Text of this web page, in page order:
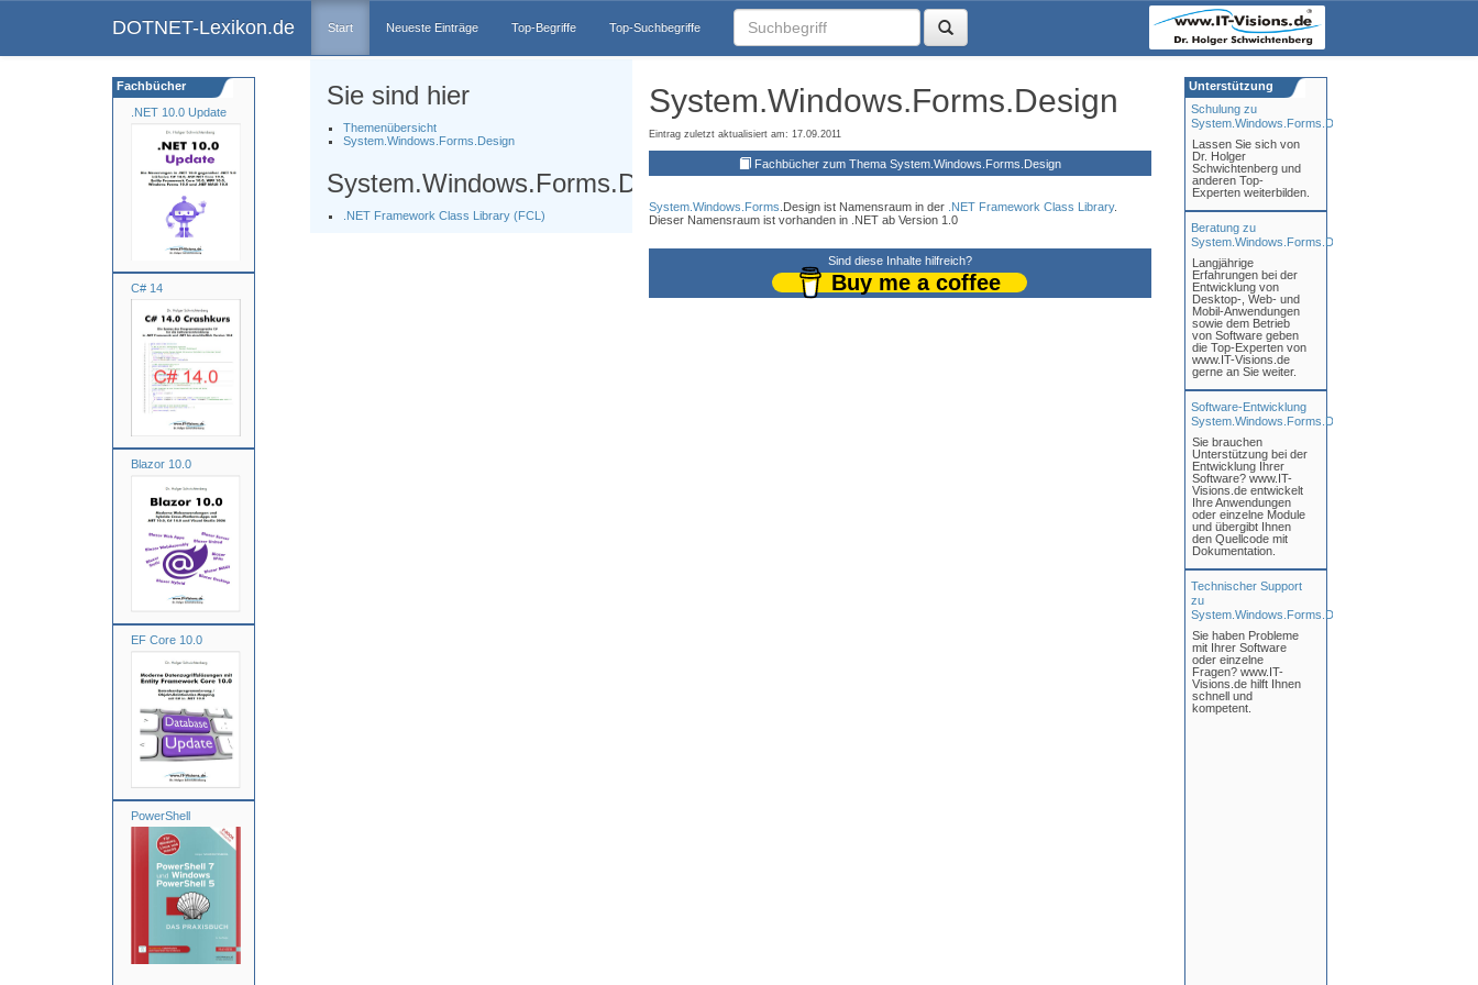
DOTNET-Lexikon.de Start Neueste Einträge Top-Begriffe Top-Suchbegriffe
.NET 10.0 Update
C# 14
Blazor 10.0
EF Core 10.0
PowerShell
Fachbücher Sie sind hier
Themenübersicht
System.Windows.Forms.Design
System.Windows.Forms.Design
.NET Framework Class Library (FCL)
System.Windows.Forms.Design
Eintrag zuletzt aktualisiert am: 17.09.2011
Fachbücher zum Thema System.Windows.Forms.Design
System.Windows.Forms .Design ist Namensraum in der .NET Framework Class Library.
Dieser Namensraum ist vorhanden in .NET ab Version 1.0
Sind diese Inhalte hilfreich?
Buy me a coffee
Schulung zu
System.Windows.Forms.Design
Lassen Sie sich von
Dr. Holger
Schwichtenberg und
anderen Top-
Experten weiterbilden.
Beratung zu
System.Windows.Forms.Design
Langjährige
Erfahrungen bei der
Entwicklung von
Desktop-, Web- und
Mobil-Anwendungen
sowie dem Betrieb
von Software geben
die Top-Experten von
www.IT-Visions.de
gerne an Sie weiter.
Software-Entwicklung
System.Windows.Forms.Design
Sie brauchen
Unterstützung bei der
Entwicklung Ihrer
Software? www.IT-
Visions.de entwickelt
Ihre Anwendungen
oder einzelne Module
und übergibt Ihnen
den Quellcode mit
Dokumentation.
Technischer Support
zu
System.Windows.Forms.Design
Sie haben Probleme
mit Ihrer Software
oder einzelne
Fragen? www.IT-
Visions.de hilft Ihnen
schnell und
kompetent.
Unterstützung